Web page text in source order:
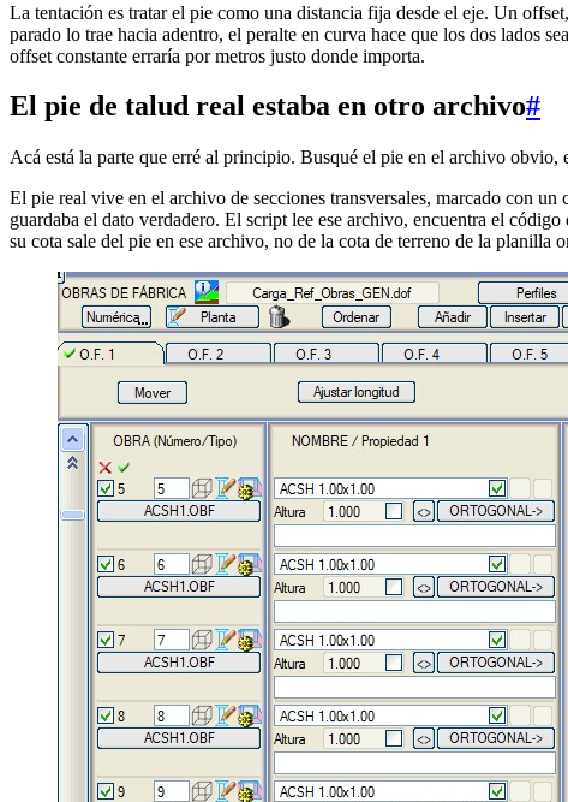
La tentación es tratar el pie como una distancia fija desde el eje. Un
parado lo trae hacia adentro, el peralte en curva hace que los dos lados
offset constante erraría por metros justo donde importa.
El pie de talud real estaba en otro archivo#
Acá está la parte que erré al principio. Busqué el pie en el archivo
El pie real vive en el archivo de secciones transversales, marcado con
guardaba el dato verdadero. El script lee ese archivo, encuentra el
su cota sale del pie en ese archivo, no de la cota de terreno de la planilla